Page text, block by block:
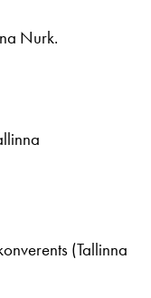
Nurk.
(Tallinna